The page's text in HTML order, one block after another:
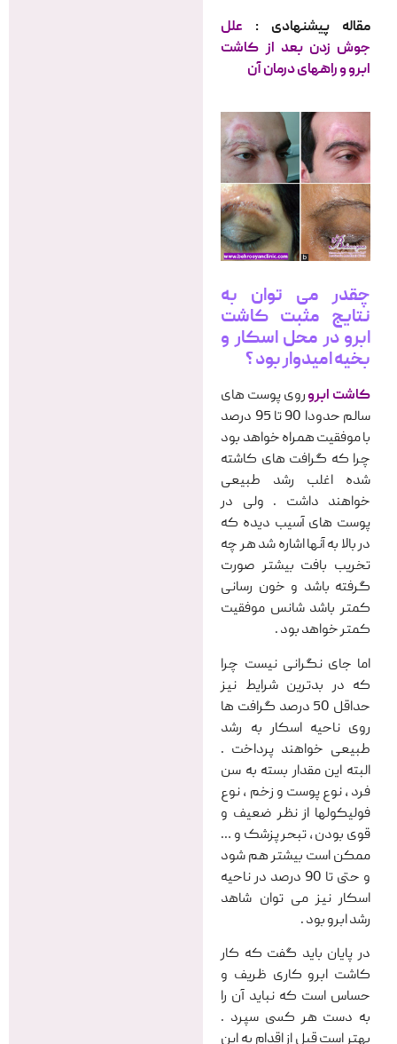
مقاله پیشنهادی : علل
جوش زدن بعد از کاشت
ابرو و راههای درمان آن
چقدر می توان به
نتایج مثبت کاشت
ابرو در محل اسکار و
بخیه امیدوار بود ؟
کاشت ابروروی پوست های
سالم حدودا 90 تا 95 درصد
با موفقیت همراه خواهد بود
چرا که گرافت های کاشته
شده اغلب رشد طبیعی
خواهند داشت . ولی در
پوست های آسیب دیده که
در بالا به آنها اشاره شد هر چه
تخریب بافت بیشتر صورت
گرفته باشد و خون رسانی
کمتر باشد شانس موفقیت
کمتر خواهد بود .
اما جای نگرانی نیست چرا
که در بدترین شرایط نیز
حداقل 50 درصد گرافت ها
روی ناحیه اسکار به رشد
طبیعی خواهند پرداخت .
البته این مقدار بسته به سن
فرد ، نوع پوست و زخم ، نوع
فولیکولها از نظر ضعیف و
قوی بودن ، تبحر پزشک و …
ممکن است بیشتر هم شود
و حتی تا 90 درصد در ناحیه
اسکار نیز می توان شاهد
رشد ابرو بود .
در پایان باید گفت که کار
کاشت ابرو کاری ظریف و
حساس است که نباید آن را
به دست هر کسی سپرد .
بهتر است قبل از اقدام به این